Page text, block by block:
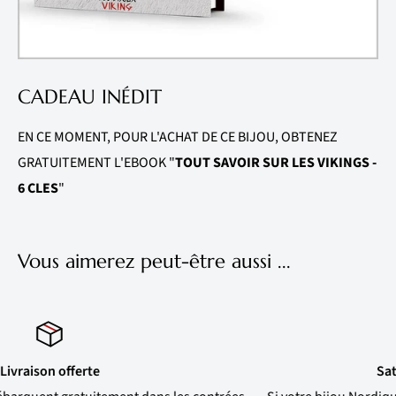
CADEAU INÉDIT
EN CE MOMENT, POUR L'ACHAT DE CE BIJOU, OBTENEZ
GRATUITEMENT L'EBOOK "TOUT SAVOIR SUR LES VIKINGS -
6 CLES"
Vous aimerez peut-être aussi ...